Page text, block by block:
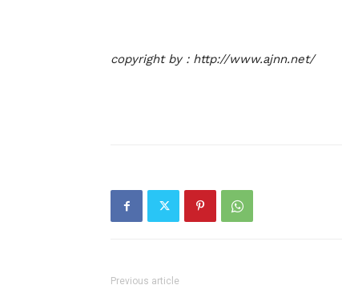
copyright by : http://www.ajnn.net/
Previous article